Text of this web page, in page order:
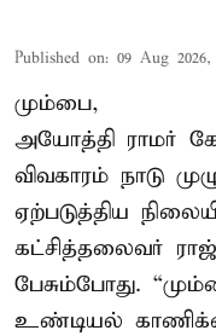
Published on: 09 Aug
மும்பை,
அயோத்தி ராமர்
விவகாரம் நாடு
ஏற்படுத்திய
கட்சித்தலைவர்
பேசும்போது.
உண்டியல்